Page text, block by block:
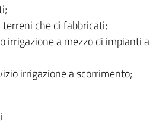
terreni che di fabbricati;
irrigazione a mezzo di impianti a
irrigazione a scorrimento;